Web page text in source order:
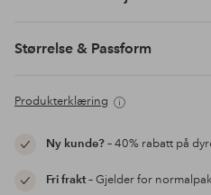
Størrelse & Passform
Produkterklæring
Ny kunde?– 40% rabatt på
Fri frakt– Gjelder for